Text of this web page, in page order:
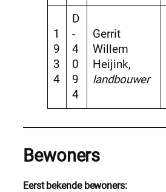
1
9
3
4
D
-
4
0
9
4
Gerrit
Willem
Heijink,
landbouwer
Bewoners
Eerst bekende bewoners: